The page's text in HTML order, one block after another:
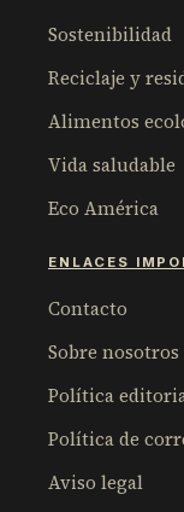
Sostenibilidad
Reciclaje y
Alimentos
Vida saludable
Eco América
ENLACES
Contacto
Sobre nosotros
Política
Política de
Aviso legal